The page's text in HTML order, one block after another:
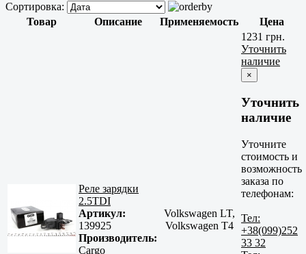
Сортировка:
Товар
Описание Применяемость Цена
Реле зарядки
2.5TDI
Артикул:
139925
Производитель:
Cargo
Volkswagen LT,
Volkswagen T4
1231 грн.
Уточнить
наличие
×
Уточнить
наличие
Уточните
стоимость и
возможность
заказа по
телефонам:
Тел:
+38(099)252
33 32